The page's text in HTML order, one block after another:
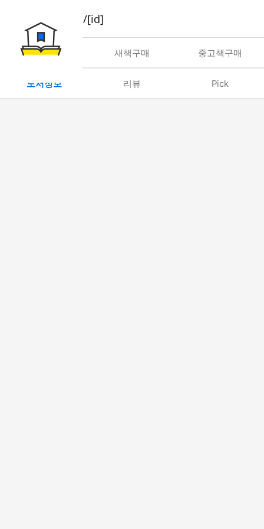
book/rent/[id]
대여 새책구매 중고책구매
도서정보 리뷰 Pick